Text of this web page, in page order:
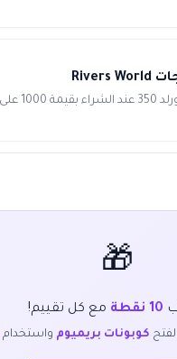
🎁
10 نقطة مع كل تقييم!
كوبونات بريميوم واستخدام